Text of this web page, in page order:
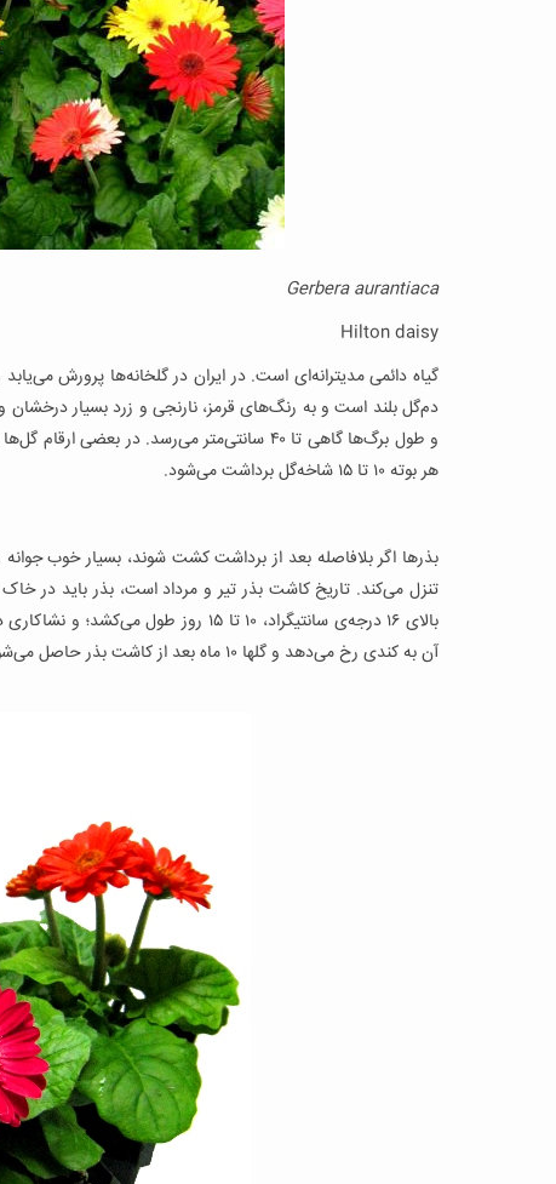
Gerbera aurantiaca
Hilton daisy
گیاه دائمی مدیترانه‌ای است. در ایران در گلخانه‌ها پرورش
دم‌گل بلند است و به رنگ‌های قرمز، نارنجی و زرد بسیار درخشان
هر بوته ۱۰ تا ۱۵ شاخه‌گل برداشت می‌شود.
تنزل می‌کند. تاریخ کاشت بذر تیر و مرداد است، بذر باید در
آن به کندی رخ می‌دهد و گلها ۱۰ ماه بعد از کاشت بذر حاصل می‌شوند.